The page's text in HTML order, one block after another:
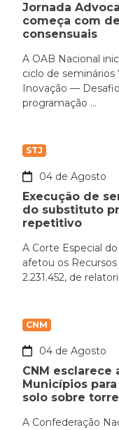
Jornada
começa com
consensuais
A OAB Nacional
ciclo de seminários
Inovação —
programação ...
STJ
04 de Agosto
Execução de
do substituto
repetitivo
A Corte Especial
afetou os Recursos
2.231.452, de
CNM
04 de Agosto
CNM esclarece
Municípios
solo sobre
A Confederação